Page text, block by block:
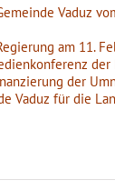
Vaduz
am 11.
der
der
Vaduz für die